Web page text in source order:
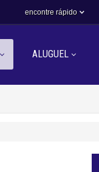
encontre rápido
ALUGUEL